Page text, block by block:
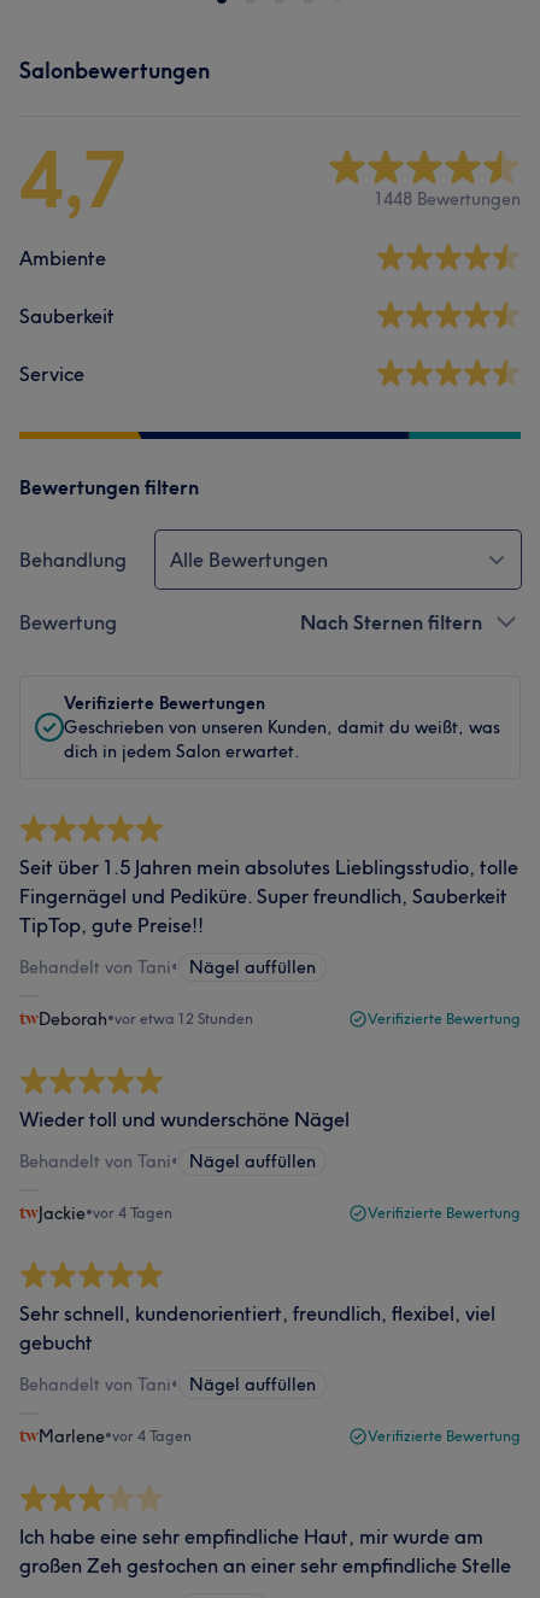
Salonbewertungen
4,7 1448 Bewertungen
Ambiente
Sauberkeit
Service
Bewertungen filtern
Behandlung Alle Bewertungen
Bewertung Nach Sternen filtern
Verifizierte Bewertungen
Geschrieben von unseren Kunden, damit du weißt, was
dich in jedem Salon erwartet.
Seit über 1.5 Jahren mein absolutes Lieblingsstudio, tolle
Fingernägel und Pediküre. Super freundlich, Sauberkeit
TipTop, gute Preise!!
Behandelt von Tani• Nägel auffüllen
Deborah•vor etwa 12 Stunden Verifizierte Bewertung
Wieder toll und wunderschöne Nägel
Behandelt von Tani• Nägel auffüllen
Jackie•vor 4 Tagen Verifizierte Bewertung
Sehr schnell, kundenorientiert, freundlich, flexibel, viel
gebucht
Behandelt von Tani• Nägel auffüllen
Marlene•vor 4 Tagen Verifizierte Bewertung
Ich habe eine sehr empfindliche Haut, mir wurde am
großen Zeh gestochen an einer sehr empfindliche Stelle